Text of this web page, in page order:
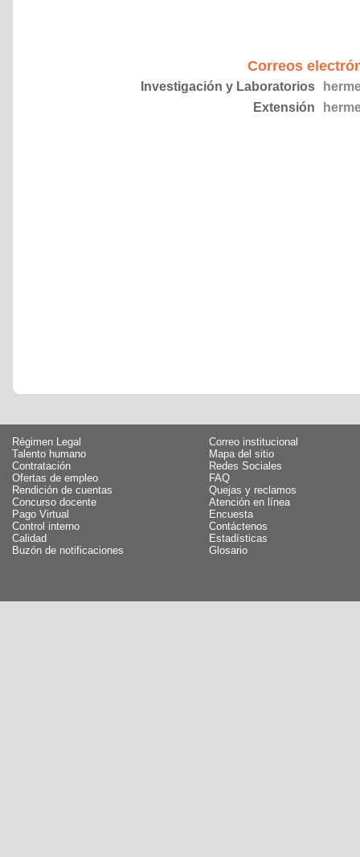
Correos
Investigación y Laboratorios
Extensión
Régimen Legal
Talento humano
Contratación
Ofertas de empleo
Rendición de cuentas
Concurso docente
Pago Virtual
Control interno
Calidad
Buzón de notificaciones
Correo institucional
Mapa del sitio
Redes Sociales
FAQ
Quejas y reclamos
Atención en línea
Encuesta
Contáctenos
Estadísticas
Glosario